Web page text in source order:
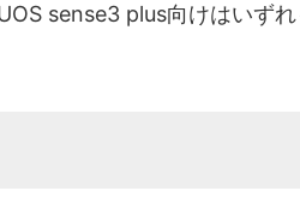
sense3 plus向けはいず